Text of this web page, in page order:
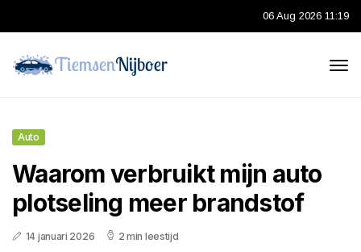
06 Aug 2026 11:19
Auto
Waarom verbruikt mijn auto
plotseling meer brandstof
14 januari 2026 2 min leestijd